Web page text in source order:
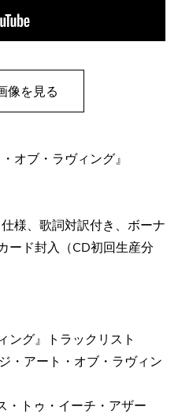
像を見る
オブ・ラヴィング』
様、歌詞対訳付き、ボーナ
ード封入（CD初回生産分
ング』トラックリスト
・アート・オブ・ラヴィン
・トゥ・イーチ・アザー